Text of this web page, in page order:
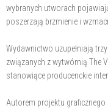
wybranych utworach
poszerzają brzmienie i
Wydawnictwo uzupełniają
związanych z wytwórnią The
stanowiące producenckie
Autorem projektu